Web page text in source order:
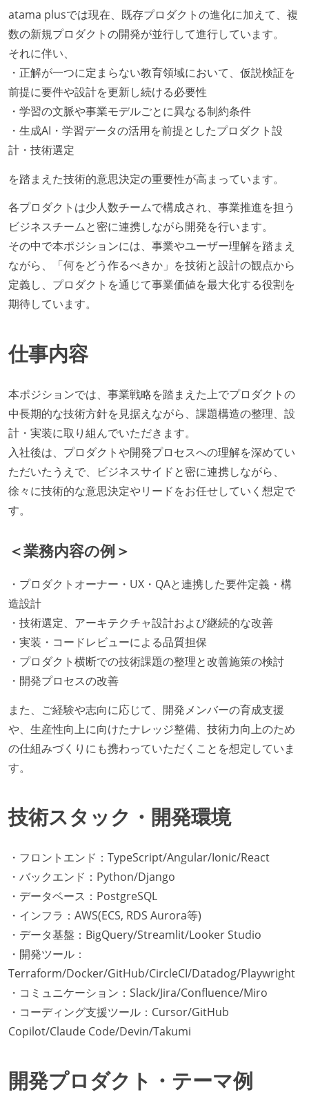
atama plusでは現在、既存プロダクトの進化に加えて、複
数の新規プロダクトの開発が並行して進行しています。
それに伴い、
・正解が一つに定まらない教育領域において、仮説検証を
前提に要件や設計を更新し続ける必要性
・学習の文脈や事業モデルごとに異なる制約条件
・生成AI・学習データの活用を前提としたプロダクト設
計・技術選定
を踏まえた技術的意思決定の重要性が高まっています。
各プロダクトは少人数チームで構成され、事業推進を担う
ビジネスチームと密に連携しながら開発を行います。
その中で本ポジションには、事業やユーザー理解を踏まえ
ながら、「何をどう作るべきか」を技術と設計の観点から
定義し、プロダクトを通じて事業価値を最大化する役割を
期待しています。
仕事内容
本ポジションでは、事業戦略を踏まえた上でプロダクトの
中長期的な技術方針を見据えながら、課題構造の整理、設
計・実装に取り組んでいただきます。
入社後は、プロダクトや開発プロセスへの理解を深めてい
ただいたうえで、ビジネスサイドと密に連携しながら、
徐々に技術的な意思決定やリードをお任せしていく想定で
す。
＜業務内容の例＞
・プロダクトオーナー・UX・QAと連携した要件定義・構
造設計
・技術選定、アーキテクチャ設計および継続的な改善
・実装・コードレビューによる品質担保
・プロダクト横断での技術課題の整理と改善施策の検討
・開発プロセスの改善
また、ご経験や志向に応じて、開発メンバーの育成支援
や、生産性向上に向けたナレッジ整備、技術力向上のため
の仕組みづくりにも携わっていただくことを想定していま
す。
技術スタック・開発環境
・フロントエンド：TypeScript/Angular/Ionic/React
・バックエンド：Python/Django
・データベース：PostgreSQL
・インフラ：AWS(ECS, RDS Aurora等)
・データ基盤：BigQuery/Streamlit/Looker Studio
・開発ツール：
Terraform/Docker/GitHub/CircleCI/Datadog/Playwright
・コミュニケーション：Slack/Jira/Confluence/Miro
・コーディング支援ツール：Cursor/GitHub
Copilot/Claude Code/Devin/Takumi
開発プロダクト・テーマ例